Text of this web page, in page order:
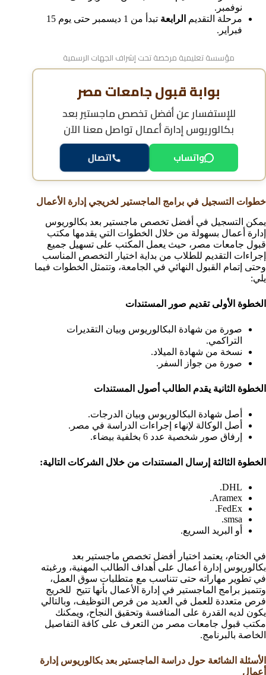
نوفمبر.
مرحلة التقديم
الرابعة
تبدأ من 1 ديسمبر حتى يوم 15
فبراير.
مؤسسة تعليمية مرخصة تحت إشراف الجهات الرسمية
بوابة قبول جامعات مصر
للإستفسار عنأفضل تخصص ماجستير بعد
بكالوريوس إدارة أعمالتواصل معنا الآن
واتساب اتصال
خطوات التسجيل في برامج الماجستير لخريجي إدارة الأعمال
يمكن التسجيل في أفضل تخصص ماجستير بعد بكالوريوس
إدارة أعمال بسهولة من خلال الخطوات التي يقدمها مكتب
قبول جامعات مصر، حيث يعمل المكتب على تسهيل جميع
إجراءات التقديم للطلاب من بداية اختيار التخصص المناسب
وحتى إتمام القبول النهائي في الجامعة، وتتمثل الخطوات فيما
يلي:
الخطوة الأولى تقديم صور المستندات
صورة من شهادة البكالوريوس وبيان التقديرات
التراكمي.
نسخة من شهادة الميلاد.
صورة من جواز السفر.
الخطوة الثانية يقدم الطالب أصول المستندات
أصل شهادة البكالوريوس وبيان الدرجات.
أصل الوكالة لإنهاء إجراءات الدراسة في مصر.
إرفاق صور شخصية عدد 6 بخلفية بيضاء.
الخطوة الثالثة إرسال المستندات من خلال الشركات التالية:
DHL.
Aramex.
FedEx.
smsa.
أو البريد السريع.
في الختام، يعتمد اختيار أفضل تخصص ماجستير بعد
بكالوريوس إدارة أعمال على أهداف الطالب المهنية، ورغبته
في تطوير مهاراته حتى تتناسب مع متطلبات سوق العمل،
وتتميز برامج الماجستير في إدارة الأعمال بأنها تتيح للخريج
فرص متعددة للعمل في العديد من فرص التوظيف، وبالتالي
يكون لديه القدرة على المنافسة وتحقيق النجاح، ويمكنك
مكتب قبول جامعات مصر من التعرف على كافة التفاصيل
الخاصة بالبرنامج.
الأسئلة الشائعة حول دراسة الماجستير بعد بكالوريوس إدارة
أعمال